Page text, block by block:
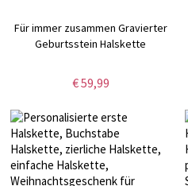
Für immer zusammen Gravierter
Geburtsstein Halskette
€ 59,99